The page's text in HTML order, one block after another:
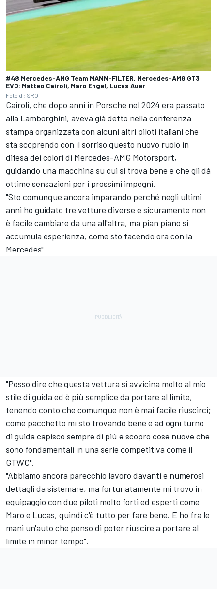
#48 Mercedes-AMG Team MANN-FILTER, Mercedes-AMG GT3
EVO: Matteo Cairoli, Maro Engel, Lucas Auer
Foto di: SRO
Cairoli, che dopo anni in Porsche nel 2024 era passato
alla Lamborghini, aveva già detto nella conferenza
stampa organizzata con alcuni altri piloti italiani che
sta scoprendo con il sorriso questo nuovo ruolo in
difesa dei colori di Mercedes-AMG Motorsport,
guidando una macchina su cui si trova bene e che gli dà
ottime sensazioni per i prossimi impegni.
"Sto comunque ancora imparando perché negli ultimi
anni ho guidato tre vetture diverse e sicuramente non
è facile cambiare da una all'altra, ma pian piano si
accumula esperienza, come sto facendo ora con la
Mercedes".
"Posso dire che questa vettura si avvicina molto al mio
stile di guida ed è più semplice da portare al limite,
tenendo conto che comunque non è mai facile riuscirci;
come pacchetto mi sto trovando bene e ad ogni turno
di guida capisco sempre di più e scopro cose nuove che
sono fondamentali in una serie competitiva come il
GTWC".
"Abbiamo ancora parecchio lavoro davanti e numerosi
dettagli da sistemare, ma fortunatamente mi trovo in
equipaggio con due piloti molto forti ed esperti come
Maro e Lucas, quindi c'è tutto per fare bene. E ho fra le
mani un'auto che penso di poter riuscire a portare al
limite in minor tempo".